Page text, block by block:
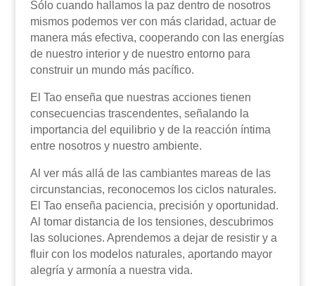
Sólo cuando hallamos la paz dentro de nosotros
mismos podemos ver con más claridad, actuar de
manera más efectiva, cooperando con las energías
de nuestro interior y de nuestro entorno para
construir un mundo más pacífico.
El Tao enseña que nuestras acciones tienen
consecuencias trascendentes, señalando la
importancia del equilibrio y de la reacción íntima
entre nosotros y nuestro ambiente.
Al ver más allá de las cambiantes mareas de las
circunstancias, reconocemos los ciclos naturales.
El Tao enseña paciencia, precisión y oportunidad.
Al tomar distancia de los tensiones, descubrimos
las soluciones. Aprendemos a dejar de resistir y a
fluir con los modelos naturales, aportando mayor
alegría y armonía a nuestra vida.